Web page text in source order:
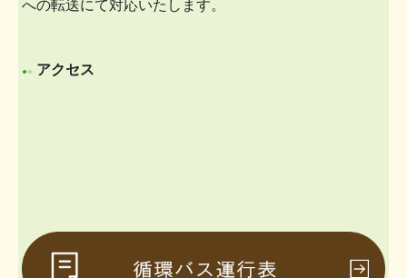
への転送にて対応いたします。
●● アクセス